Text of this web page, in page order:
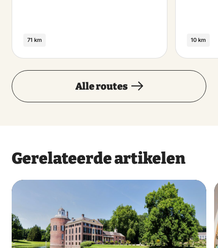
71 km 10 km
Alle routes
Gerelateerde artikelen